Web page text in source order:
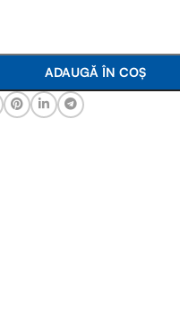
ADAUGĂ ÎN COȘ